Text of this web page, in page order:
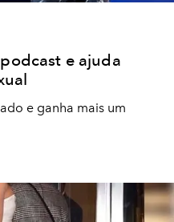
e ajuda
e ganha mais um